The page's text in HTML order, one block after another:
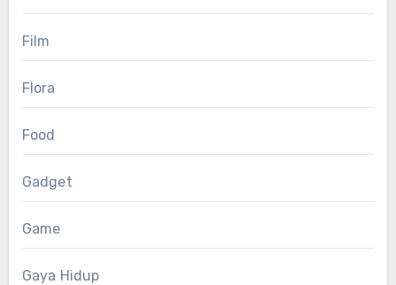
Film
Flora
Food
Gadget
Game
Gaya Hidup